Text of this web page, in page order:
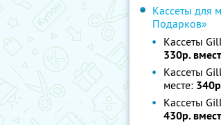
Кассеты для
Подарков»
Кассеты
330р.
Кассеты
месте:
Кассеты
430р.